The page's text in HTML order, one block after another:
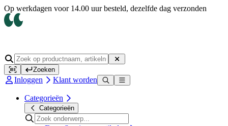
Op werkdagen voor 14.00 uur besteld, dezelfde dag verzonden
Zoeken
Inloggen Klant worden
Categorieën
Categorieën